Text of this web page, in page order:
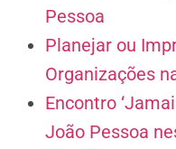
Pessoa
Planejar ou
Organizações
Encontro
João Pessoa